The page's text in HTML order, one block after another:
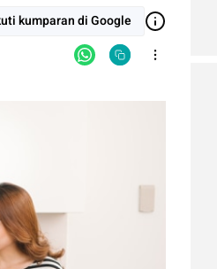
kumparan di Google